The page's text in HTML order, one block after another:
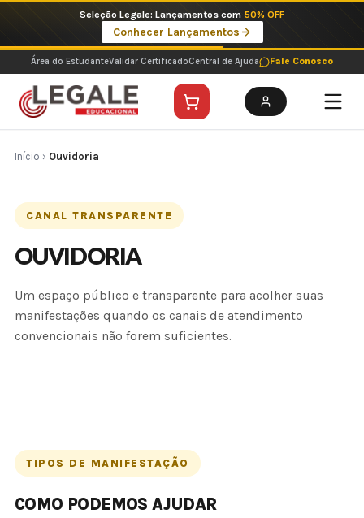
o
conteúdo
Seleção Legale: Lançamentos com 50% OFF
Conhecer Lançamentos
Área do EstudanteValidar CertificadoCentral de Ajuda Fale Conosco
Início › Ouvidoria
CANAL TRANSPARENTE
OUVIDORIA
Um espaço público e transparente para acolher suas
manifestações quando os canais de atendimento
convencionais não forem suficientes.
TIPOS DE MANIFESTAÇÃO
COMO PODEMOS AJUDAR